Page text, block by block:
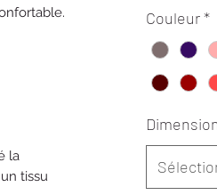
la
tissu
Couleur*